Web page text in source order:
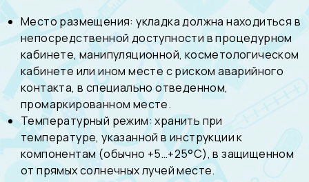
Место размещения: укладка должна находиться в
непосредственной доступности в процедурном
кабинете, манипуляционной, косметологическом
кабинете или ином месте с риском аварийного
контакта, в специально отведенном,
промаркированном месте.
Температурный режим: хранить при
температуре, указанной в инструкции к
компонентам (обычно +5…+25°С), в защищенном
от прямых солнечных лучей месте.